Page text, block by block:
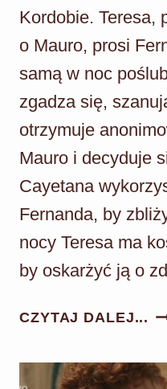
Kordobie. Teresa,
o Mauro, prosi
samą w noc
zgadza się,
otrzymuje
Mauro i decyduje
Cayetana
Fernanda, by
nocy Teresa ma
by oskarżyć ją o
CZYTAJ DALEJ...